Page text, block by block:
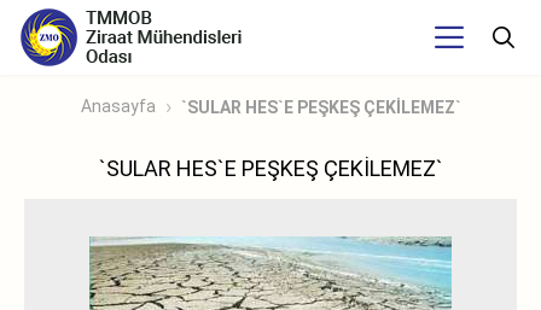
Anasayfa `SULAR HES`E PEŞKEŞ ÇEKİLEMEZ`
`SULAR HES`E PEŞKEŞ ÇEKİLEMEZ`